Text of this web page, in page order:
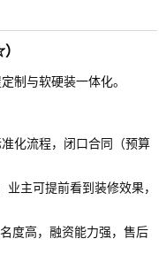
制与软硬装一体化。
化流程，闭口合同（预算
主可提前看到装修效果，
度高，融资能力强，售后